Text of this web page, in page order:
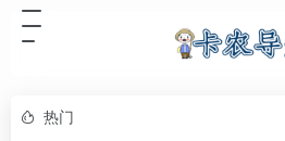
热门